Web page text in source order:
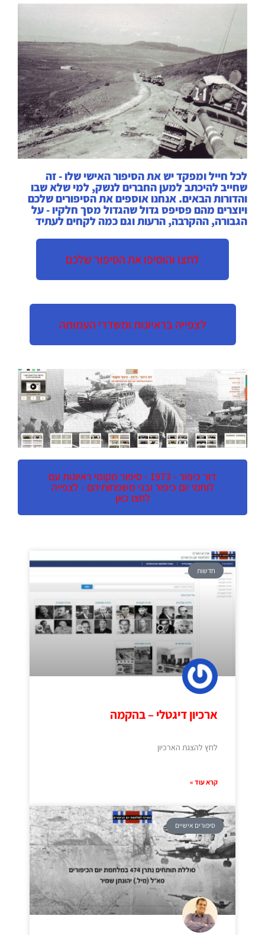
לכל חייל ומפקד יש את הסיפור האישי שלו - זה
שחייב להיכתב למען החברים לנשק, למי שלא שבו
והדורות הבאים. אנחנו אוספים את הסיפורים שלכם
ויוצרים מהם פסיפס גדול שהגדול מסך חלקיו - על
הגבורה, ההקרבה, הרעות וגם כמה לקחים לעתיד
לחצו והוסיפו את הסיפור שלכם
לצפייה בראיונות ומשדרי העמותה
דור כיפור - 1973 - סיפור מקומי ראיונות עם
לוחמי יום כיפור ובני משפחותיהם - לצפייה
לחצו כאן
חדשות
ארכיון דיגטלי – בהקמה
לחץ להצגת הארכיון
קרא עוד »
סיפורים אישיים